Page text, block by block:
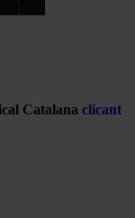
Catalana clicant